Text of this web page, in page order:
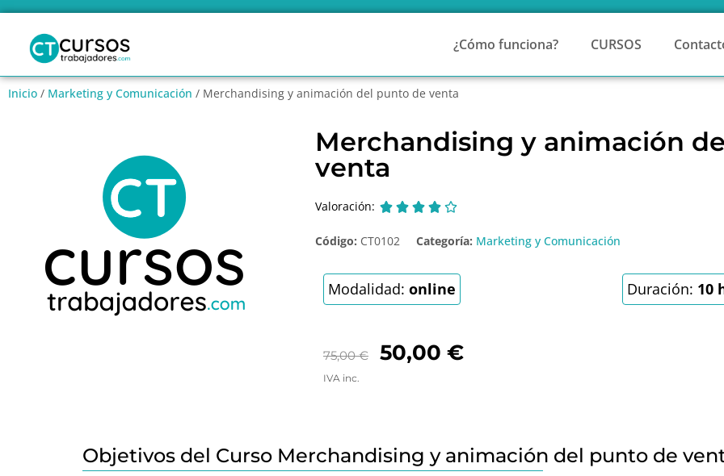
¿Cómo funciona? CURSOS
Inicio / Marketing y Comunicación / Merchandising y animación del punto de venta
Merchandising y animación
venta
Valoración:     
Código: CT0102 Categoría: Marketing y Comunicación
Modalidad: online Duración: 10
75,00€ 50,00 €
IVA inc.
Objetivos del Curso Merchandising y animación del punto de